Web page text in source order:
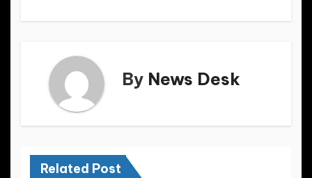
o n
By News Desk
Related Post